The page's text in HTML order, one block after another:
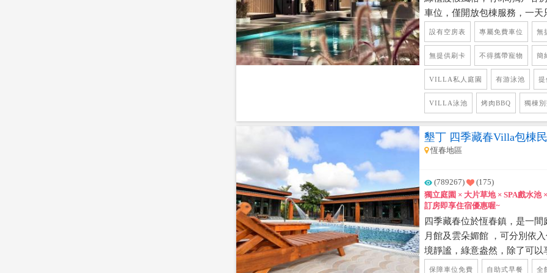
車位，僅開放包棟服務，一
理環境，私人度假空間，寧
寬敞舒適環境，客廳提供卡
造峇里島度假風，烤肉區營
用美食，椛嶼別院非常的舒
可以計劃度假的型式，但您
享受。這裡好適合求婚和戶
設有空房表 專屬免費車位 無
無提供刷卡 不得攜帶寵物 簡
VILLA私人庭園 有游泳池 提
VILLA泳池 烤肉BBQ 獨棟
墾丁 四季藏春Villa包棟
恆春地區
(789267)
(175)
獨立庭園 × 大片草地 × SPA戲水池
訂房即享住宿優惠喔~
四季藏春位於恆春鎮，是一
月館及雲朵媚館 ，可分別依
境靜謐，綠意盎然，除了可
景之外，民宿內還有一座漂
保障車位免費 自助式早餐 全